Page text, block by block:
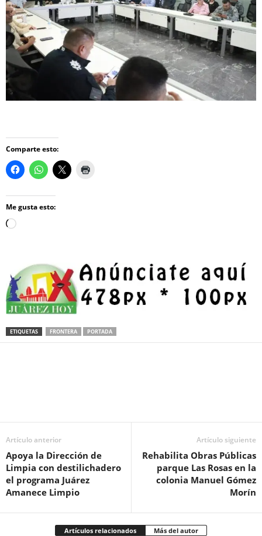
Comparte esto:
Me gusta esto:
Loading…
ETIQUETAS FRONTERA PORTADA
Artículo anterior
Apoya la Dirección de
Limpia con destilichadero
el programa Juárez
Amanece Limpio
Artículo siguiente
Rehabilita Obras Públicas
parque Las Rosas en la
colonia Manuel Gómez
Morín
Artículos relacionados Más del autor